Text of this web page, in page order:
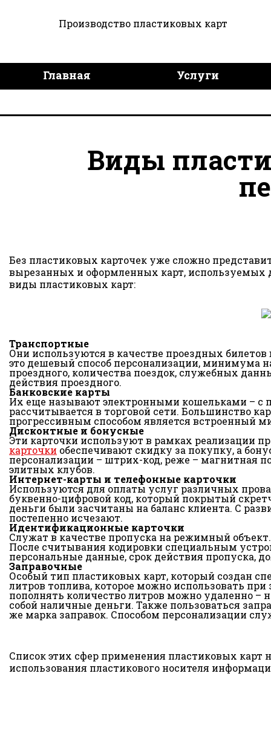
Производство пластиковых карт
Главная
Услуги
Виды
Без пластиковых карточек уже сложно
вырезанных и оформленных карт,
виды пластиковых карт:
Транспортные
Они используются в качестве проездных
это дешевый способ персонализации, минимума
проездного, количества поездок, служебных
действия проездного.
Банковские карты
Их еще называют электронными кошельками – с
рассчитывается в торговой сети. Большинство
прогрессивным способом является встроенный
Дисконтные и бонусные
Эти карточки используют в рамках реализации
карточки обеспечивают скидку за покупку, а
персонализации – штрих-код, реже – магнитная
элитных клубов.
Интернет-карты и телефонные карточки
Используются для оплаты услуг различных
буквенно-цифровой код, который покрытый
деньги были засчитаны на баланс клиента. С
постепенно исчезают.
Идентификационные карточки
Служат в качестве пропуска на режимный
После считывания кодировки специальным
персональные данные, срок действия пропуска,
Заправочные
Особый тип пластиковых карт, который создан
литров топлива, которое можно использовать
пополнять количество литров можно удаленно –
собой наличные деньги. Также пользоваться
же марка заправок. Способом персонализации
Список этих сфер применения пластиковых
использования пластикового носителя